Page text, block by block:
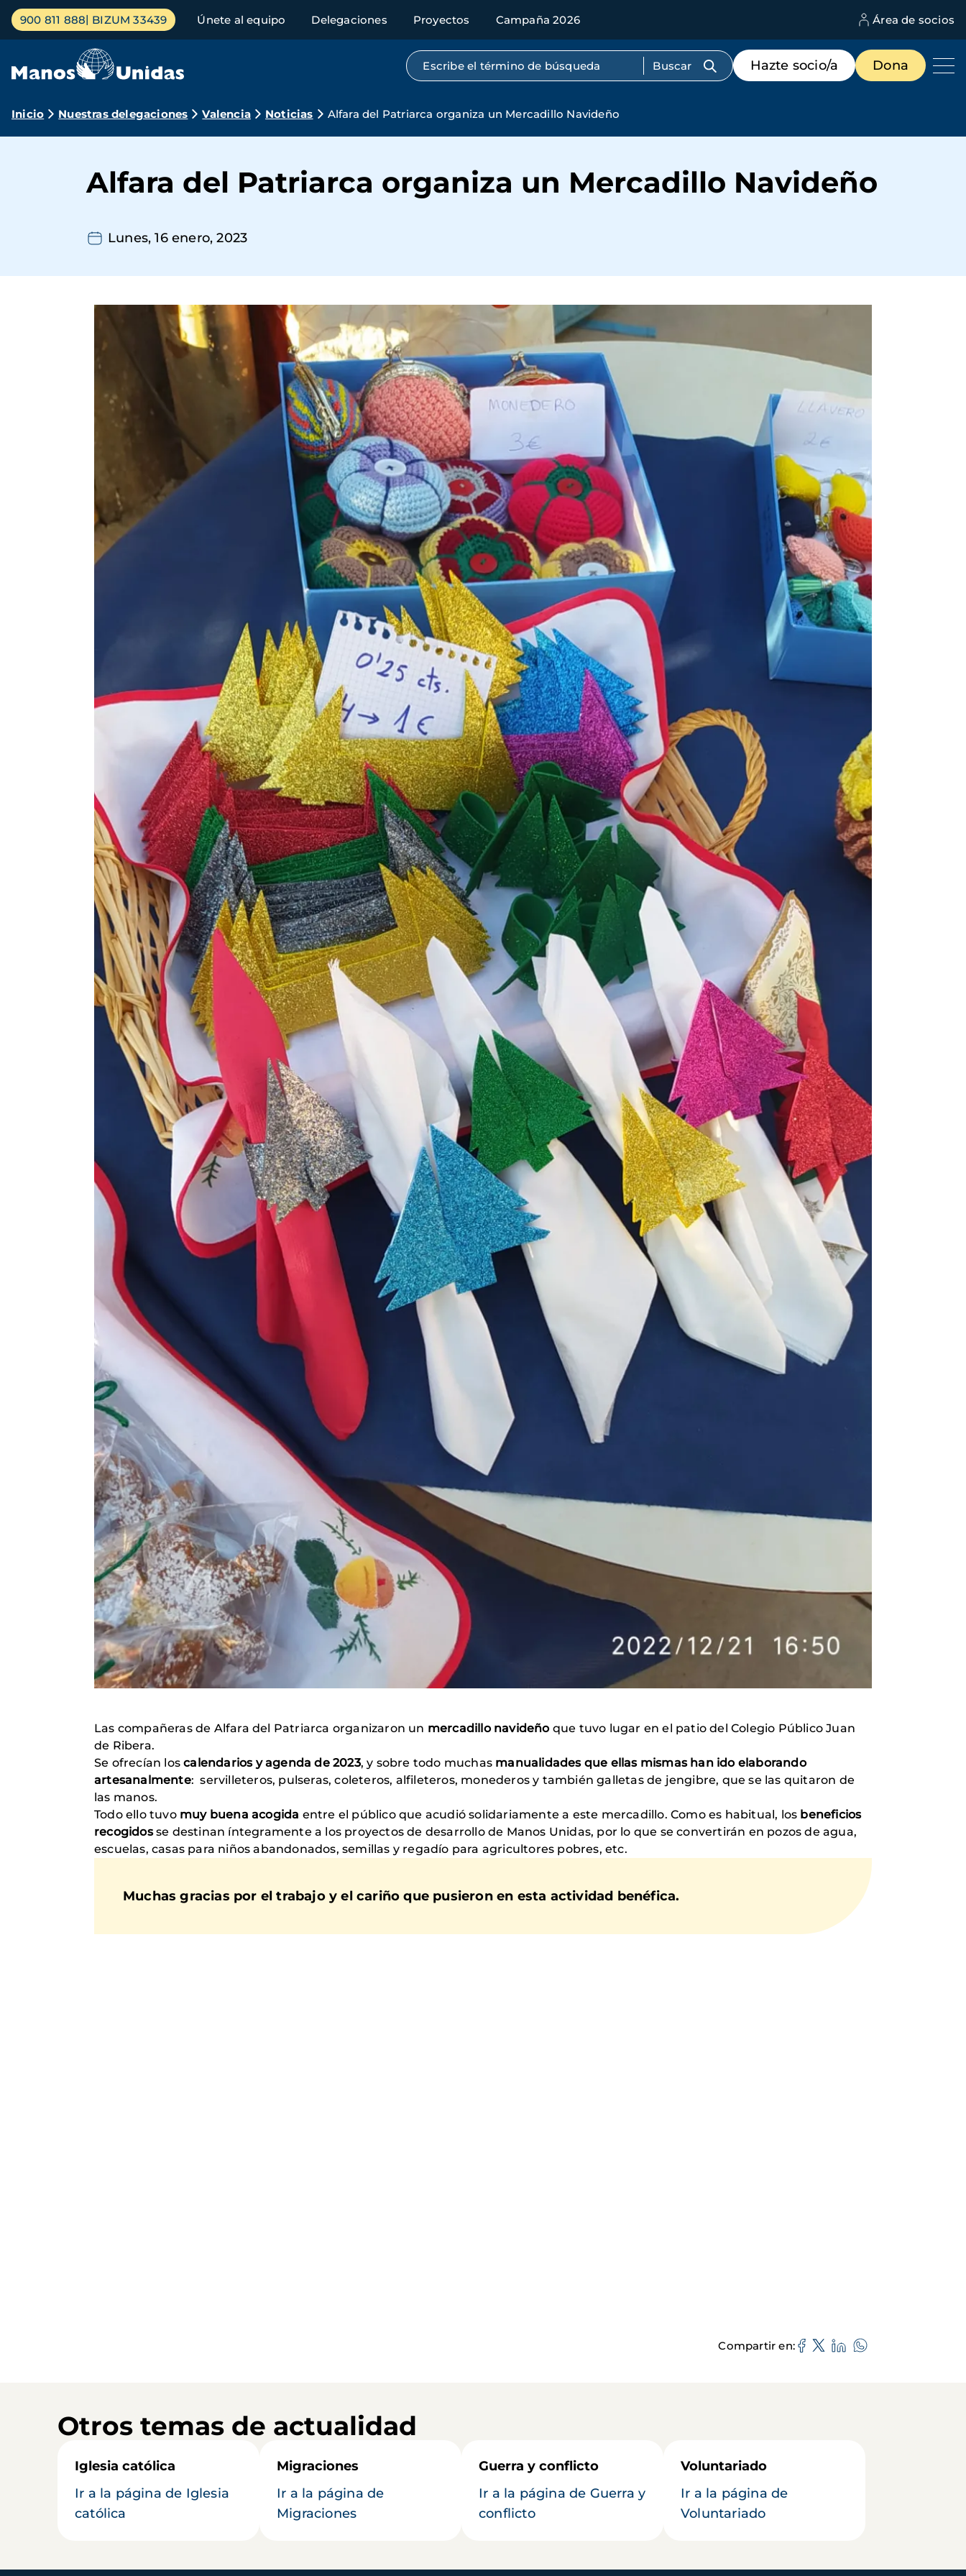
Pasar
contenido
Menú
principal
900 811 888 BIZUM 33439 Únete al equipo Delegaciones Proyectos Campaña 2026 Área de socios
Búsqueda por texto completo
Menú
de
destacados
Hazte socio/a Dona
Ruta
navegación
Inicio Nuestras delegaciones Valencia Noticias Alfara del Patriarca organiza un Mercadillo Navideño
Alfara del Patriarca organiza un Mercadillo Navideño
Lunes, 16 enero, 2023
Las compañeras de Alfara del Patriarca organizaron un mercadillo navideñoque tuvo lugar en el patio del Colegio Público Juan
de Ribera.
Se ofrecían loscalendarios y agenda de 2023, y sobre todo muchas manualidades que ellas mismas han ido elaborando
artesanalmente: servilleteros, pulseras, coleteros, alfileteros, monederos y también galletas de jengibre, que se las quitaron de
las manos.
Todo ello tuvo muy buena acogida entre el público que acudió solidariamente a este mercadillo. Como es habitual, los beneficios
recogidosse destinan íntegramente a los proyectos de desarrollo de Manos Unidas, por lo que se convertirán en pozos de agua,
escuelas, casas para niños abandonados, semillas y regadío para agricultores pobres, etc.
Muchas gracias por el trabajo y el cariño que pusieron en esta actividad benéfica.
Compartir en
Otros temas de actualidad
Iglesia católica
Ir a la página de Iglesia
católica
Migraciones
Ir a la página de
Migraciones
Guerra y conflicto
Ir a la página de Guerra y
conflicto
Voluntariado
Ir a la página de
Voluntariado